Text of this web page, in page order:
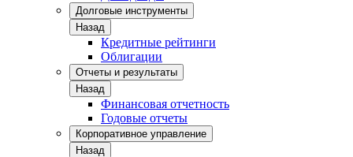
Долговые инструменты
Назад
Кредитные рейтинги
Облигации
Отчеты и результаты
Назад
Финансовая отчетность
Годовые отчеты
Корпоративное управление
Назад